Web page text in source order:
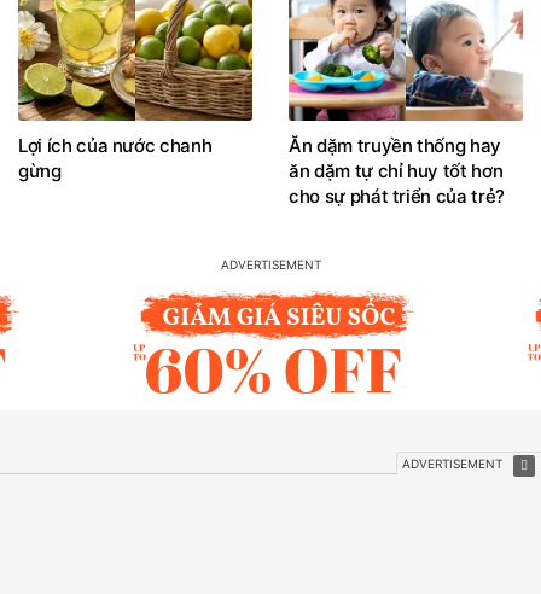
Lợi ích của nước chanh
gừng
Ăn dặm truyền thống hay
ăn dặm tự chỉ huy tốt hơn
cho sự phát triển của trẻ?